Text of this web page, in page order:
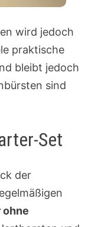
wird jedoch
praktische
bleibt jedoch
sind
Set
der
ohne